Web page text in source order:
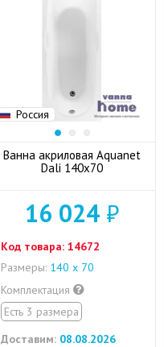
Россия
Ванна акриловая Aquanet
Dali 140x70
16 024 ₽
Код товара: 14672
Размеры: 140 х 70
Комплектация
Есть 3 размера
Доставим: 08.08.2026